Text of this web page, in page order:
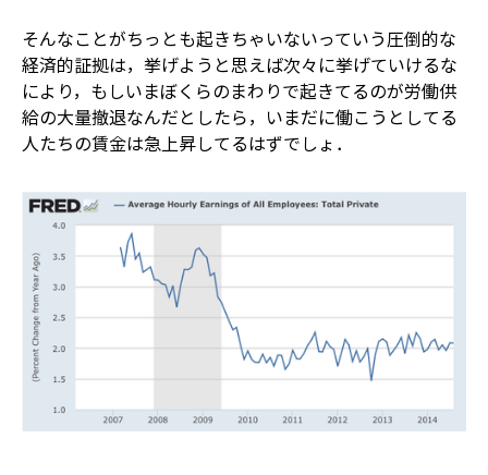
そんなことがちっとも起きちゃいないっていう圧倒的な
経済的証拠は，挙げようと思えば次々に挙げていける――な
により，もしいまぼくらのまわりで起きてるのが労働供
給の大量撤退なんだとしたら，いまだに働こうとしてる
人たちの賃金は急上昇してるはずでしょ．